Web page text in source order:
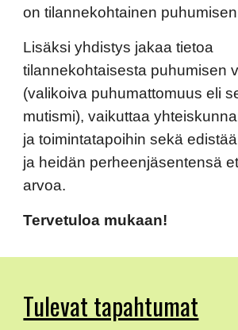
on tilannekohtainen
Lisäksi yhdistys jakaa tietoa
tilannekohtaisesta puhumisen
(valikoiva puhumattomuus eli
mutismi), vaikuttaa
ja toimintatapoihin sekä
ja heidän perheenjäsentensä
arvoa.
Tervetuloa mukaan!
Tulevat tapahtumat